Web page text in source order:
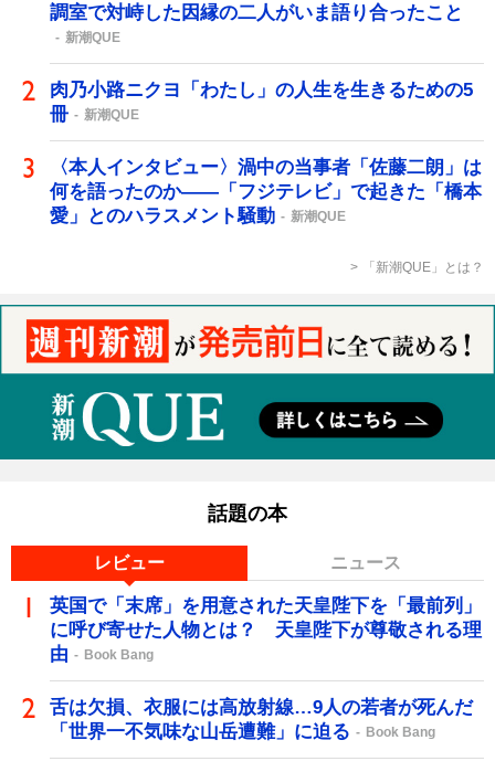
調室で対峙した因縁の二人がいま語り合ったこと
新潮QUE
肉乃小路ニクヨ「わたし」の人生を生きるための5
冊
新潮QUE
〈本人インタビュー〉渦中の当事者「佐藤二朗」は
何を語ったのか――「フジテレビ」で起きた「橋本
愛」とのハラスメント騒動
新潮QUE
「新潮QUE」とは？
話題の本
レビュー ニュース
英国で「末席」を用意された天皇陛下を「最前列」
に呼び寄せた人物とは？ 天皇陛下が尊敬される理
由
Book Bang
舌は欠損、衣服には高放射線…9人の若者が死んだ
「世界一不気味な山岳遭難」に迫る
Book Bang